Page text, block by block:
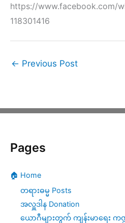
https://www.facebook.com/
118301416
← Previous Post
Pages
🏠 Home
တရားဓမ္မ Posts
အလှူဒါန Donation
ယောဂီများတွက် ကျန်းမာရေး က